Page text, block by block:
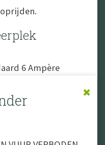
6 Ampère
bij boeken.